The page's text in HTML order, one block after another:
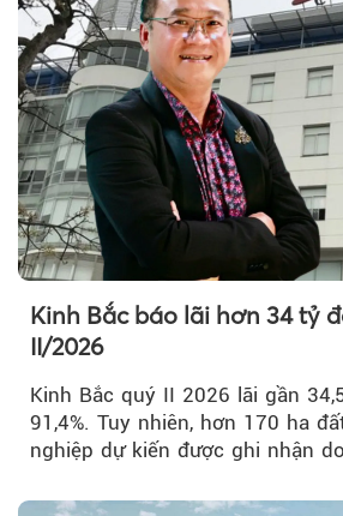
Kinh Bắc báo lãi hơn 34 tỷ
II/2026
Kinh Bắc quý II 2026 lãi gần
91,4%. Tuy nhiên, hơn 170 ha
nghiệp dự kiến được ghi nhận